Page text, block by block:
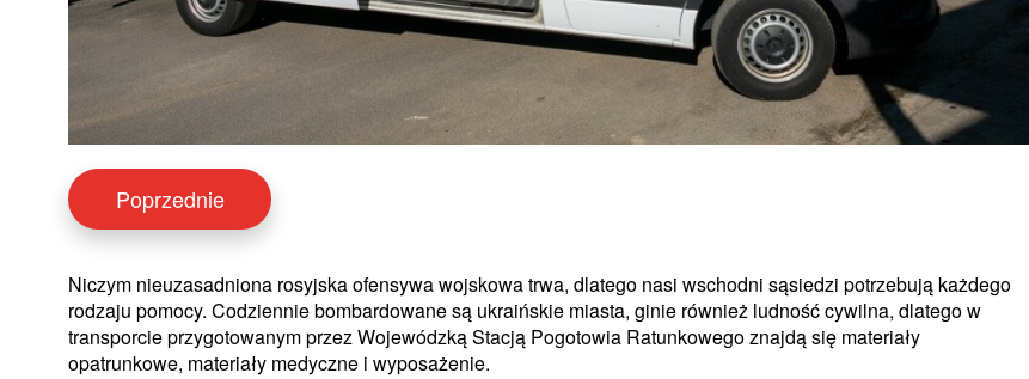
Poprzednie
Niczym nieuzasadniona rosyjska ofensywa wojskowa trwa, dlatego nasi wschodni sąsiedzi potrzebują każdego
rodzaju pomocy. Codziennie bombardowane są ukraińskie miasta, ginie również ludność cywilna, dlatego w
transporcie przygotowanym przez Wojewódzką Stacją Pogotowia Ratunkowego znajdą się materiały
opatrunkowe, materiały medyczne i wyposażenie.